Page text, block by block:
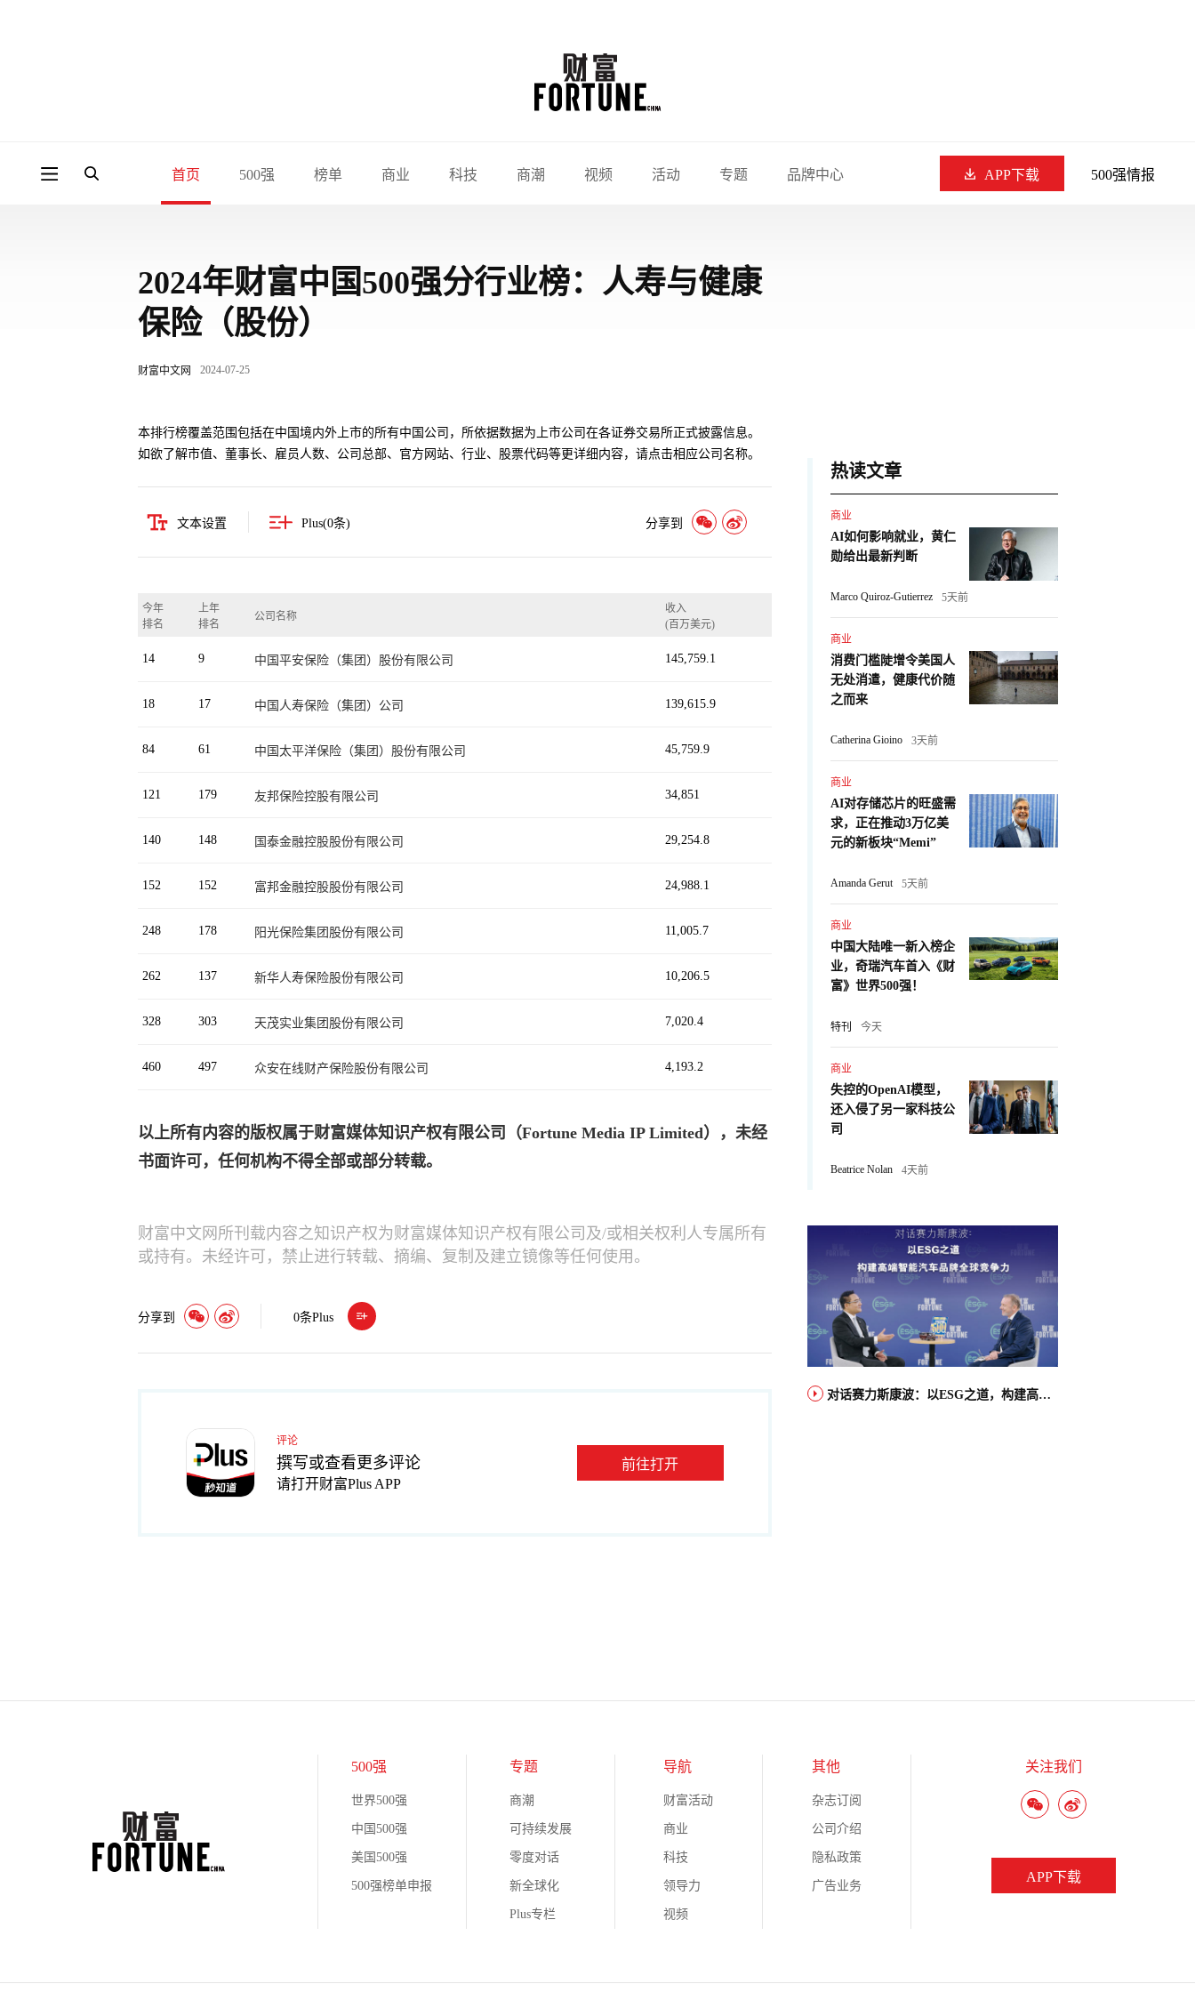
首页 500强 榜单 商业 科技 商潮 视频 活动 专题 品牌中心 APP下载 500强情报
2024年财富中国500强分行业榜：人寿与健康
保险（股份）
财富中文网 2024-07-25
本排行榜覆盖范围包括在中国境内外上市的所有中国公司，所依据数据为上市公司在各证券交易所正式披露信息。
如欲了解市值、董事长、雇员人数、公司总部、官方网站、行业、股票代码等更详细内容，请点击相应公司名称。
文本设置 Plus(0条) 分享到
今年
排名
上年
排名
公司名称
收入
(百万美元)
14 9 中国平安保险（集团）股份有限公司 145,759.1
18 17 中国人寿保险（集团）公司 139,615.9
84 61 中国太平洋保险（集团）股份有限公司 45,759.9
121 179 友邦保险控股有限公司 34,851
140 148 国泰金融控股股份有限公司 29,254.8
152 152 富邦金融控股股份有限公司 24,988.1
248 178 阳光保险集团股份有限公司 11,005.7
262 137 新华人寿保险股份有限公司 10,206.5
328 303 天茂实业集团股份有限公司 7,020.4
460 497 众安在线财产保险股份有限公司 4,193.2
以上所有内容的版权属于财富媒体知识产权有限公司（Fortune Media IP Limited），未经
书面许可，任何机构不得全部或部分转载。
财富中文网所刊载内容之知识产权为财富媒体知识产权有限公司及/或相关权利人专属所有
或持有。未经许可，禁止进行转载、摘编、复制及建立镜像等任何使用。
分享到 0条Plus
评论
撰写或查看更多评论
请打开财富Plus APP
前往打开
热读文章
商业
AI如何影响就业，黄仁
勋给出最新判断
Marco Quiroz-Gutierrez 5天前
商业
消费门槛陡增令美国人
无处消遣，健康代价随
之而来
Catherina Gioino 3天前
商业
AI对存储芯片的旺盛需
求，正在推动3万亿美
元的新板块“Memi”
Amanda Gerut 5天前
商业
中国大陆唯一新入榜企
业，奇瑞汽车首入《财
富》世界500强！
特刊 今天
商业
失控的OpenAI模型，
还入侵了另一家科技公
司
Beatrice Nolan 4天前
对话赛力斯康波：以ESG之道，构建高端智能汽车品牌全球竞争力
500强
世界500强
中国500强
美国500强
500强榜单申报
专题
商潮
可持续发展
零度对话
新全球化
Plus专栏
导航
财富活动
商业
科技
领导力
视频
其他
杂志订阅
公司介绍
隐私政策
广告业务
关注我们
APP下载